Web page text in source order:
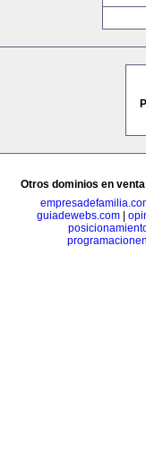
Otros dominios en
guiadewebs.com